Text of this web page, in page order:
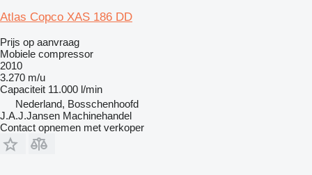
Atlas Copco XAS 186 DD
Prijs op aanvraag
Mobiele compressor
2010
3.270 m/u
Capaciteit 11.000 l/min
Nederland, Bosschenhoofd
J.A.J.Jansen Machinehandel
Contact opnemen met verkoper